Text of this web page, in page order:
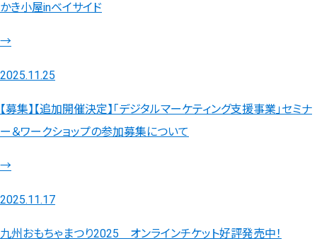
かき小屋inベイサイド
→
2025.11.25
【募集】【追加開催決定】「デジタルマーケティング支援事業」セミナ
ー＆ワークショップの参加募集について
→
2025.11.17
九州おもちゃまつり2025 オンラインチケット好評発売中！